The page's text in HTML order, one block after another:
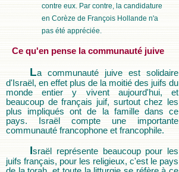
contre eux. Par contre, la candidature
en Corèze de François Hollande n'a
pas été appréciée.
Ce qu'en pense la communauté juive
La communauté juive est solidaire
d'Israël, en effet plus de la moitié des juifs du
monde entier y vivent aujourd'hui, et
beaucoup de français juif, surtout chez les
plus impliqués ont de la famille dans ce
pays. Israël compte une importante
communauté francophone et francophile.
Israël représente beaucoup pour les
juifs français, pour les religieux, c'est le pays